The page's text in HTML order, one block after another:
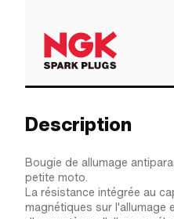
Description
Bougie de allumage
petite moto.
La résistance intégrée au
magnétiques sur l'allumage